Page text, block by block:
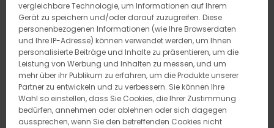
vergleichbare Technologie, um Informationen auf Ihrem
Gerät zu speichern und/oder darauf zuzugreifen. Diese
personenbezogenen Informationen (wie Ihre Browserdaten
und Ihre IP-Adresse) können verwendet werden, um Ihnen
personalisierte Beiträge und Inhalte zu präsentieren, um die
Leistung von Werbung und Inhalten zu messen, und um
mehr über ihr Publikum zu erfahren, um die Produkte unserer
Partner zu entwickeln und zu verbessern. Sie können Ihre
Wahl so einstellen, dass Sie Cookies, die Ihrer Zustimmung
bedürfen, annehmen oder ablehnen oder sich dagegen
aussprechen, wenn Sie den betreffenden Cookies nicht